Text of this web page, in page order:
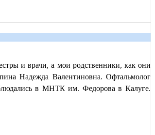
и врачи, а мои родственники, как они
Надежда Валентиновна. Офтальмолог
в МНТК им. Федорова в Калуге.